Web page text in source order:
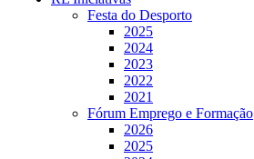
Festa do Desporto
2025
2024
2023
2022
2021
Fórum Emprego e Formação
2026
2025